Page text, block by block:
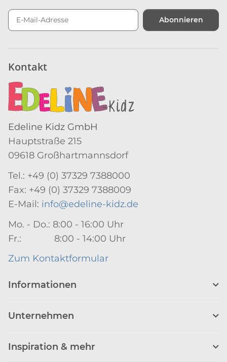
Abonnieren
Kontakt
Edeline Kidz GmbH
Hauptstraße 215
09618 Großhartmannsdorf
Tel.: +49 (0) 37329 7388000
Fax: +49 (0) 37329 7388009
E-Mail: info@edeline-kidz.de
Mo. - Do.: 8:00 - 16:00 Uhr
Fr.: 8:00 - 14:00 Uhr
Zum Kontaktformular
Informationen
Unternehmen
Inspiration & mehr